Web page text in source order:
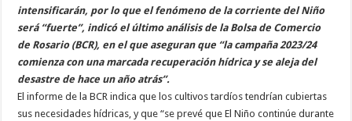
intensificarán, por lo que el fenómeno de la corriente del Niño
será “fuerte”, indicó el último análisis de la Bolsa de Comercio
de Rosario (BCR), en el que aseguran que “la campaña 2023/24
comienza con una marcada recuperación hídrica y se aleja del
desastre de hace un año atrás”.
El informe de la BCR indica que los cultivos tardíos tendrían cubiertas
sus necesidades hídricas, y que “se prevé que El Niño continúe durante